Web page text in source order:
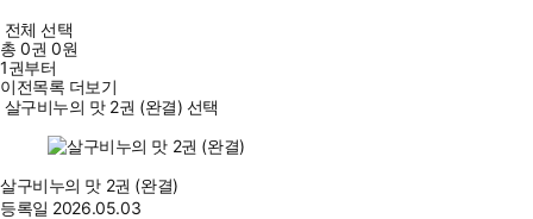
전체 선택
총0권 0원
1권부터
이전목록 더보기
살구비누의 맛 2권 (완결) 선택
살구비누의 맛 2권 (완결)
등록일 2026.05.03